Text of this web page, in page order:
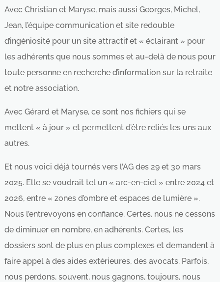
Avec Christian et Maryse, mais aussi Georges, Michel,
Jean, l’équipe communication et site redouble
d’ingéniosité pour un site attractif et « éclairant » pour
les adhérents que nous sommes et au-delà de nous pour
toute personne en recherche d’information sur la retraite
et notre association.
Avec Gérard et Maryse, ce sont nos fichiers qui se
mettent « à jour » et permettent d’être reliés les uns aux
autres.
Et nous voici déjà tournés vers l’AG des 29 et 30 mars
2025. Elle se voudrait tel un « arc-en-ciel » entre 2024 et
2026, entre « zones d’ombre et espaces de lumière ».
Nous l’entrevoyons en confiance. Certes, nous ne cessons
de diminuer en nombre, en adhérents. Certes, les
dossiers sont de plus en plus complexes et demandent à
faire appel à des aides extérieures, des avocats. Parfois,
nous perdons, souvent, nous gagnons, toujours, nous